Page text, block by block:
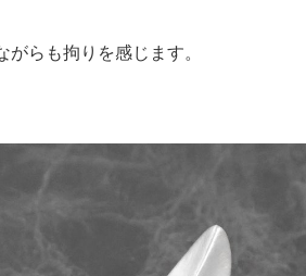
がらも拘りを感じます。